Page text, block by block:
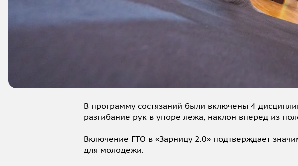
В программу состязаний были включены 4
разгибание рук в упоре лежа, наклон вперед из
Включение ГТО в «Зарницу 2.0» подтверждает
для молодежи.